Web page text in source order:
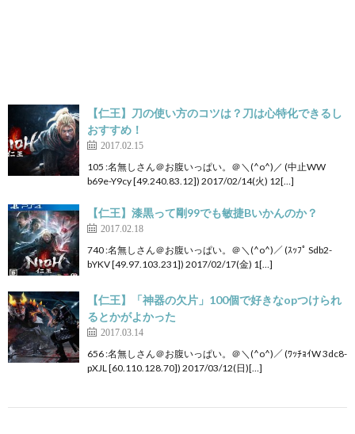
【仁王】刀の使い方のコツは？刀は心特化できるし
おすすめ！
2017.02.15
105 :名無しさん＠お腹いっぱい。＠＼(^o^)／ (中止WW
b69e-Y9cy [49.240.83.12]) 2017/02/14(火) 12[…]
【仁王】漆黒って剛99でも敏捷Bいかんのか？
2017.02.18
740 :名無しさん＠お腹いっぱい。＠＼(^o^)／ (ｽｯﾌﾟ Sdb2-
bYKV [49.97.103.231]) 2017/02/17(金) 1[…]
【仁王】「神器の欠片」100個で好きなopつけられ
るとかがよかった
2017.03.14
656 :名無しさん＠お腹いっぱい。＠＼(^o^)／ (ﾜｯﾁｮｲW 3dc8-
pXJL [60.110.128.70]) 2017/03/12(日)[…]